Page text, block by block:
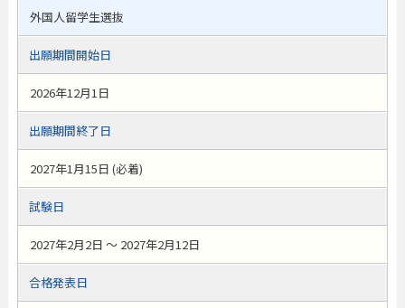
外国人留学生選抜
出願期間開始日
2026年12月1日
出願期間終了日
2027年1月15日 (必着)
試験日
2027年2月2日 ～ 2027年2月12日
合格発表日